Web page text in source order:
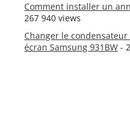
Comment installer un
267 940 views
Changer le
écran Samsung 931BW -